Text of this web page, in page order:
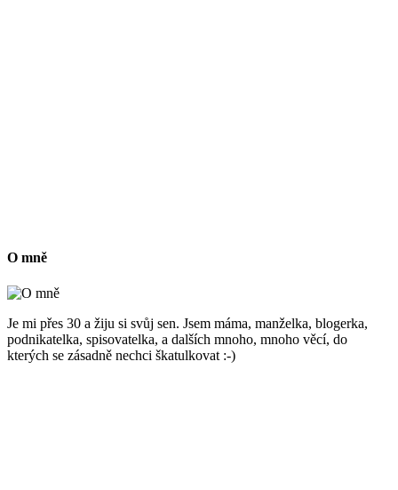
O mně
Je mi přes 30 a žiju si svůj sen. Jsem máma, manželka, blogerka,
podnikatelka, spisovatelka, a dalších mnoho, mnoho věcí, do
kterých se zásadně nechci škatulkovat :-)